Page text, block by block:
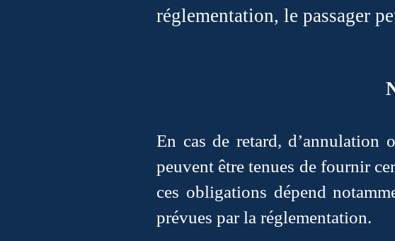
réglementation, le passager
En cas de retard, d’annulation
peuvent être tenues de fournir
ces obligations dépend
prévues par la réglementation.